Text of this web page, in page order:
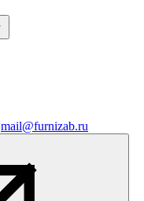
mail@furnizab.ru